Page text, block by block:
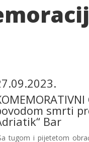
smrti
Bar
tugom i pijetetom